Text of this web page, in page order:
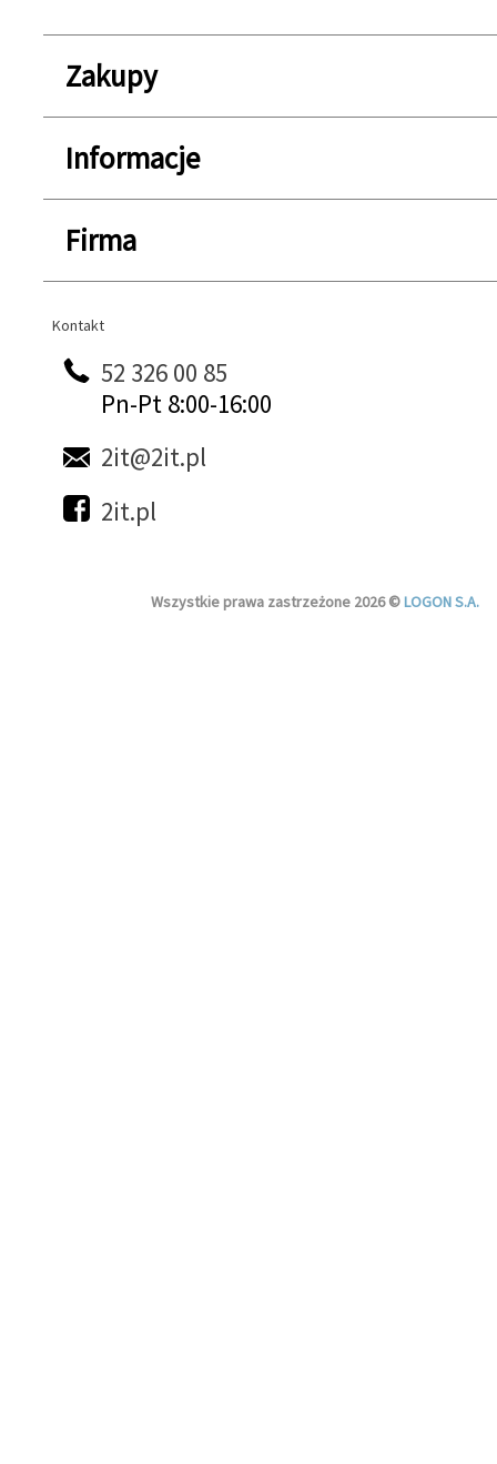
Zakupy
Informacje
Firma
Kontakt
Kontakt
52 326 00 85
Pn-Pt 8:00-16:00
2it@2it.pl
2it.pl
Wszystkie prawa zastrzeżone 2026 ©LOGON S.A.